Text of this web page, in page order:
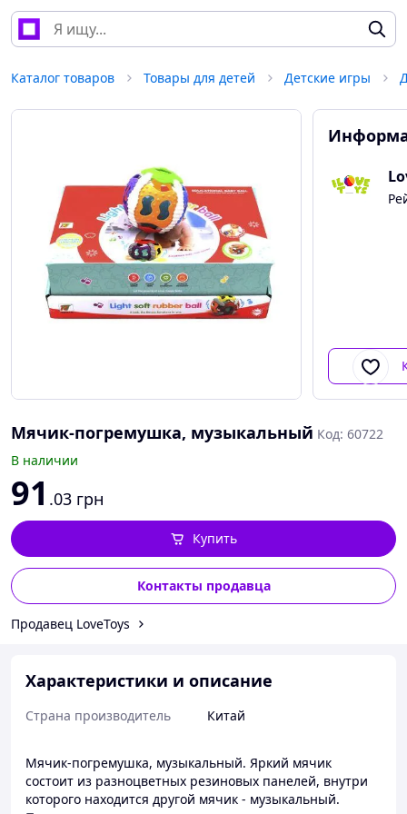
Каталог товаров Товары для детей Детские игры
Мячик-погремушка, музыкальный Код: 60722
В наличии
91 .03 грн
Контакты продавца
Купить
Продавец LoveToys
Характеристики и описание
Страна производитель Китай
Мячик-погремушка, музыкальный. Яркий мячик
состоит из разноцветных резиновых панелей, внутри
которого находится другой мячик - музыкальный.